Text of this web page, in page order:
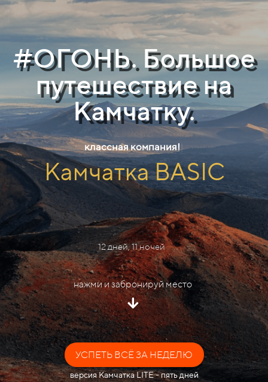
#ОГОНЬ. Большое
путешествие на
Камчатку.
вулка|
Камчатка BASIC
12 дней, 11 ночей
нажми и забронируй место
УСПЕТЬ ВСЁ ЗА НЕДЕЛЮ
версия Камчатка LITE - пять дней